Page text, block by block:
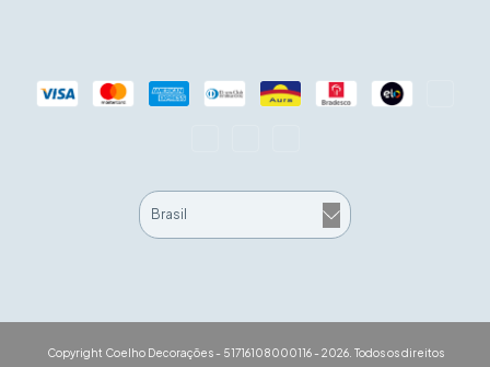
reservados.